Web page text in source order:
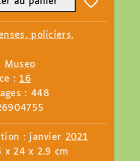
policiers,
Museo
: 16
: 448
: janvier 2021
x 24 x 2.9 cm